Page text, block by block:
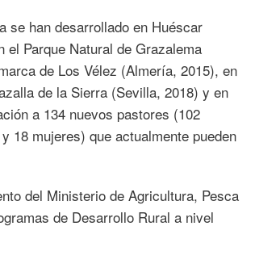
se han desarrollado en Huéscar
el Parque Natural de Grazalema
de Los Vélez (Almería, 2015), en
de la Sierra (Sevilla, 2018) y en
a 134 nuevos pastores (102
18 mujeres) que actualmente pueden
del Ministerio de Agricultura, Pesca
de Desarrollo Rural a nivel